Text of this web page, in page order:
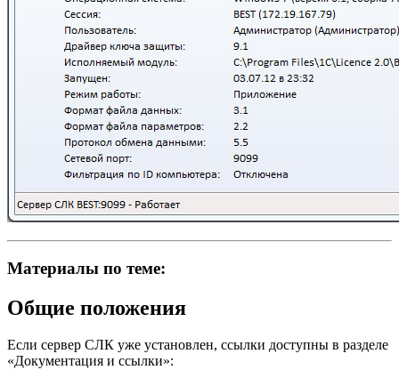
Материалы по теме:
Общие положения
Если сервер СЛК уже установлен, ссылки доступны в разделе
«Документация и ссылки»: